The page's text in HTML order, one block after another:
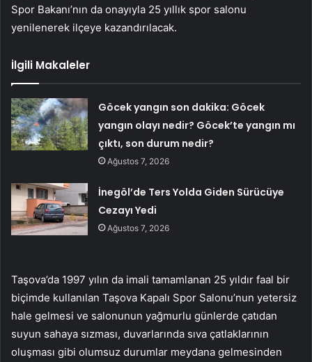
Spor Bakanı’nın da onayıyla 25 yıllık spor salonu
yenilenerek ilçeye kazandırılacak.
İlgili Makaleler
Göcek yangın son dakika: Göcek
yangın olayı nedir? Göcek’te yangın mı
çıktı, son durum nedir?
Ağustos 7, 2026
İnegöl’de Ters Yolda Giden Sürücüye
Cezayı Yedi
Ağustos 7, 2026
Taşova’da 1997 yılın da imali tamamlanan 25 yıldır faal bir
biçimde kullanılan Taşova Kapalı Spor Salonu’nun yetersiz
hale gelmesi ve salonunun yağmurlu günlerde çatıdan
suyun sahaya sızması, duvarlarında sıva çatlaklarının
oluşması gibi olumsuz durumlar meydana gelmesinden